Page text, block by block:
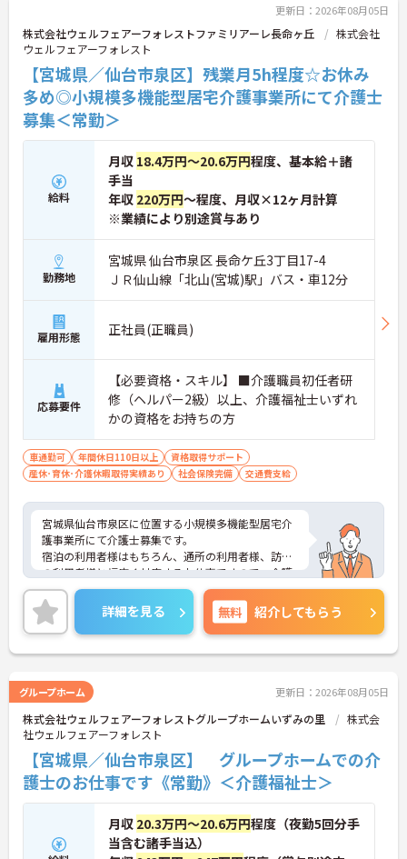
連携の体制がしっかりと整っています。働き方の面
では、夜勤明けの翌日が原則として公休となるほ
か、月平均の残業時間も5時間から7時間程度とかな
り少なめです。常勤スタッフの比率が90パーセント
を超えているため急な勤務変更が発生しにくく、あ
らかじめ決められた訪問予定表に沿って規則正しく
働けます。入職後は現場スタッフによるお一人おひ
とりに合わせた個別のOJT研修が実施されます。eラ
ーニングも導入されており、多職種と連携しながら
専門性を着実に深めていける環境が用意されていま
す。
★おすすめPOINT★
＜個別ＯＪＴとチーム連携で着実に成長！＞
・入職後はお一人おひとりの習熟度に合わせた個別
のＯＪＴ研修を実施し、ｅラーニングを用いた学習
の機会も提供されます
・施設内には看護師が24時間常駐しており、急変時
の対応や専門的な医療処置は看護師が担当するため
負担が減ります
・介護スタッフと看護スタッフの比率が1対1で相談
＜残業月7時間以下で身体の負担を軽減！＞
・常勤で働くスタッフの比率が90パーセント以上と
高く、急なシフト変更や無理な長時間勤務が発生し
・訪問スケジュールに沿って施設内でのケアを行う
ため、月平均の残業時間は5時間から7時間程度とか
なり少なめに抑えられます
・夜勤明けの翌日は原則としてお休みとなるシフト
編成が組まれており、しっかりと休息を取りながら
長期的な就業が可能です
＜評価制度でキャリアアップ＞
・介護福祉士や初任者研修などの資格や実務経験、
夜勤回数がしっかりと給与に反映されるためモチベ
ーションを維持できます
・年次を問わずリーダーや主任などのマネジメント
職へ昇格する事例も多数あり、腰を据えて長期的な
更新日：2026年08月05日
株式会社ウェルフェアーフォレストファミリアーレ長命ヶ丘
株式会社
ウェルフェアーフォレスト
【宮城県／仙台市泉区】残業月5h程度☆お休み
多め◎小規模多機能型居宅介護事業所にて介護士
募集＜常勤＞
給料
月収 18.4万円～20.6万円程度、基本給＋諸
手当
年収 220万円～程度、月収×12ヶ月計算
※業績により別途賞与あり
勤務地
宮城県 仙台市泉区 長命ケ丘3丁目17-4
ＪＲ仙山線「北山(宮城)駅」バス・車12分
雇用形態 正社員(正職員)
応募要件
【必要資格・スキル】 ■介護職員初任者研
修（ヘルパー2級）以上、介護福祉士いずれ
かの資格をお持ちの方
車通勤可 年間休日110日以上
資格取得サポート
産休･育休･介護休暇取得実績あり
社会保険完備 交通費支給
宮城県仙台市泉区に位置する小規模多機能型居宅介
護事業所にて介護士募集です。
宿泊の利用者様はもちろん、通所の利用者様、訪問
の利用者様と幅広く対応するお仕事ですので、介護
士としてのスキル幅を自然と広げることができま
す！
お休み多め・残業少なめの環境でワークライフバラ
ンスの両立を実現できます。
ご興味のある方には、面接対策ポイントなど、さら
さい。
詳細を見る 無料 紹介してもらう
グループホーム 更新日：2026年08月05日
株式会社ウェルフェアーフォレストグループホームいずみの里
株式会
社ウェルフェアーフォレスト
【宮城県／仙台市泉区】 グループホームでの介
護士のお仕事です《常勤》＜介護福祉士＞
月収 20.3万円～20.6万円程度（夜勤5回分手
当含む諸手当込）